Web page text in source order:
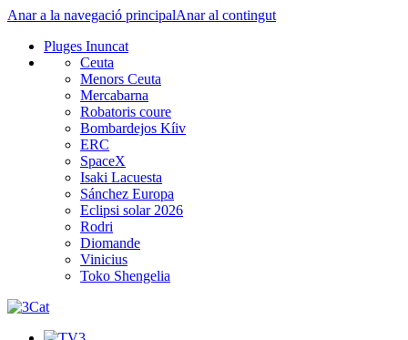
Anar a la navegació principalAnar al contingut
Pluges Inuncat
Ceuta
Menors Ceuta
Mercabarna
Robatoris coure
Bombardejos Kíiv
ERC
SpaceX
Isaki Lacuesta
Sánchez Europa
Eclipsi solar 2026
Rodri
Diomande
Vinicius
Toko Shengelia